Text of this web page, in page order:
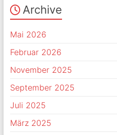
Archive
Mai 2026
Februar 2026
November 2025
September 2025
Juli 2025
März 2025